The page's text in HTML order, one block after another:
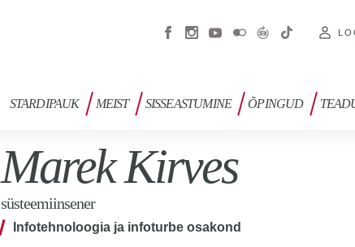
STARDIPAUK MEIST SISSEASTUMINE ÕPINGUD
Marek Kirves
süsteemiinsener
Infotehnoloogia ja infoturbe osakond